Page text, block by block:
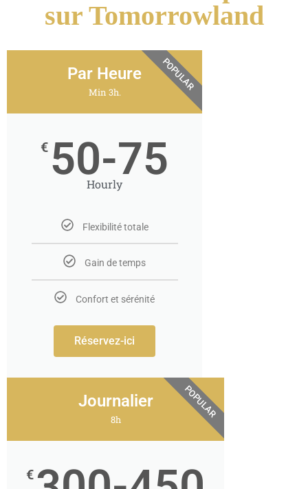
sur Tomorrowland
Par Heure
Min 3h.
€ 50-75
Hourly
Flexibilité totale
Gain de temps
Confort et sérénité
Réservez-ici
POPULAR
Journalier
8h
€
POPULAR